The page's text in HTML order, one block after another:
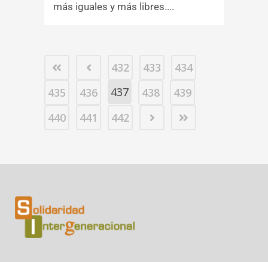
más iguales y más libres....
432 433
434
435
436 437 438
439
440
441 442